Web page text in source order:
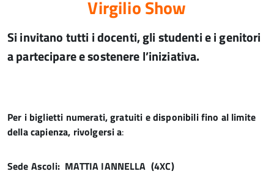
Virgilio Show
Si invitano tutti i docenti, gli studenti e i genitori
a partecipare e sostenere l’iniziativa.
Per i biglietti numerati, gratuiti e disponibili fino al limite
della capienza, rivolgersi a:
Sede Ascoli: MATTIA IANNELLA (4XC)